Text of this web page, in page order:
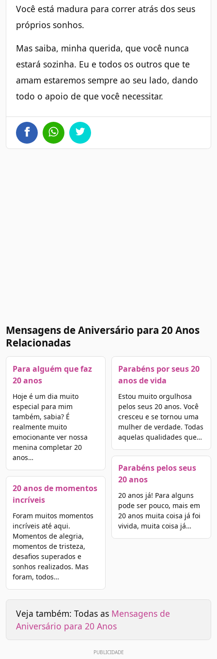
Você está madura para correr atrás dos seus
próprios sonhos.
Mas saiba, minha querida, que você nunca
estará sozinha. Eu e todos os outros que te
amam estaremos sempre ao seu lado, dando
todo o apoio de que você necessitar.
Mensagens de Aniversário para 20 Anos
Relacionadas
Para alguém que faz
20 anos
Hoje é um dia muito
especial para mim
também, sabia? É
realmente muito
emocionante ver nossa
menina completar 20
anos…
20 anos de momentos
incríveis
Foram muitos momentos
incríveis até aqui.
Momentos de alegria,
momentos de tristeza,
desafios superados e
sonhos realizados. Mas
foram, todos…
Parabéns por seus 20
anos de vida
Estou muito orgulhosa
pelos seus 20 anos. Você
cresceu e se tornou uma
mulher de verdade. Todas
aquelas qualidades que…
Parabéns pelos seus
20 anos
20 anos já! Para alguns
pode ser pouco, mais em
20 anos muita coisa já foi
vivida, muita coisa já…
Veja também: Todas as Mensagens de
Aniversário para 20 Anos